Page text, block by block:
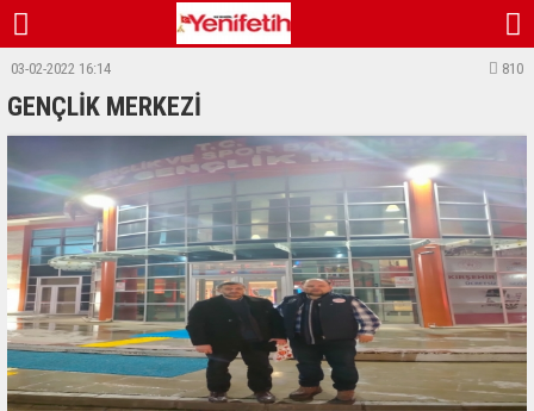
03-02-2022 16:14 810
GENÇLİK MERKEZİ